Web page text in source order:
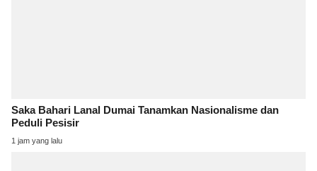
Saka Bahari Lanal Dumai Tanamkan Nasionalisme dan
Peduli Pesisir
1 jam yang lalu